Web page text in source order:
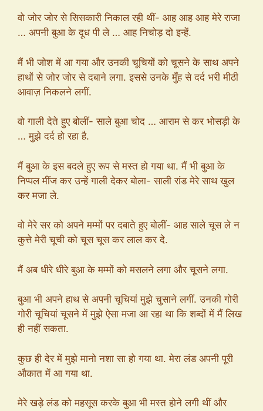
वो जोर जोर से सिसकारी निकाल रही थीं- आह आह आह मेरे राजा
… अपनी बुआ के दूध पी ले … आह निचोड़ दो इन्हें.
मैं भी जोश में आ गया और उनकी चूचियों को चूसने के साथ अपने
हाथों से जोर जोर से दबाने लगा. इससे उनके मुँह से दर्द भरी मीठी
आवाज़ निकलने लगीं.
वो गाली देते हुए बोलीं- साले बुआ चोद … आराम से कर भोसड़ी के
… मुझे दर्द हो रहा है.
मैं बुआ के इस बदले हुए रूप से मस्त हो गया था. मैं भी बुआ के
निप्पल मींज कर उन्हें गाली देकर बोला- साली रांड मेरे साथ खुल
कर मजा ले.
वो मेरे सर को अपने मम्मों पर दबाते हुए बोलीं- आह साले चूस ले न
कुत्ते मेरी चूची को चूस चूस कर लाल कर दे.
मैं अब धीरे धीरे बुआ के मम्मों को मसलने लगा और चूसने लगा.
बुआ भी अपने हाथ से अपनी चूचियां मुझे चुसाने लगीं. उनकी गोरी
गोरी चूचियां चूसने में मुझे ऐसा मजा आ रहा था कि शब्दों में मैं लिख
ही नहीं सकता.
कुछ ही देर में मुझे मानो नशा सा हो गया था. मेरा लंड अपनी पूरी
औकात में आ गया था.
मेरे खड़े लंड को महसूस करके बुआ भी मस्त होने लगी थीं और